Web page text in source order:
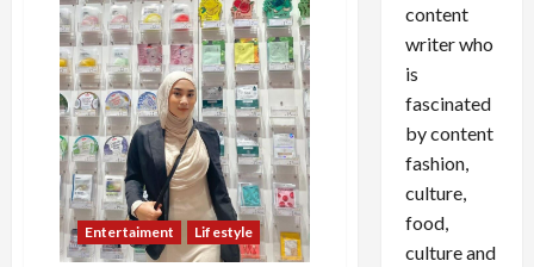
Entertaiment Lifestyle
content
writer who
is
fascinated
by content
fashion,
culture,
food,
culture and